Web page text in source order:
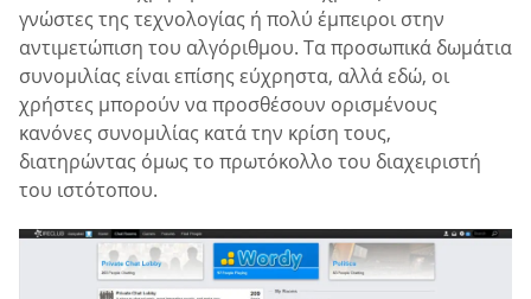
γνώστες της τεχνολογίας ή πολύ έμπειροι στην
αντιμετώπιση του αλγόριθμου. Τα προσωπικά δωμάτια
συνομιλίας είναι επίσης εύχρηστα, αλλά εδώ, οι
χρήστες μπορούν να προσθέσουν ορισμένους
κανόνες συνομιλίας κατά την κρίση τους,
διατηρώντας όμως το πρωτόκολλο του διαχειριστή
του ιστότοπου.